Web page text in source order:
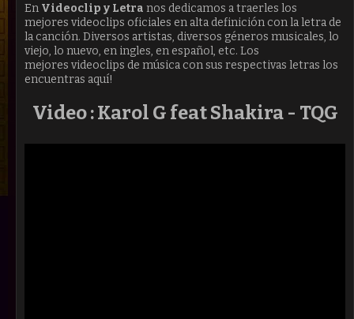
En Videoclip y Letra nos dedicamos a traerles los
mejores videoclips oficiales en alta definición con la letra de
la canción. Diversos artistas, diversos géneros musicales, lo
viejo, lo nuevo, en ingles, en español, etc. Los
mejores videoclips de música con sus respectivas letras los
encuentras aquí!
Video :Karol G feat Shakira - TQG